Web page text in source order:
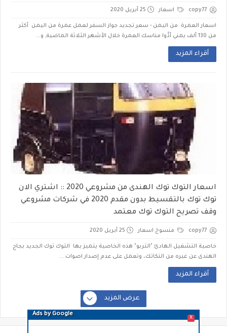
Ads by Google
X
copy77 اسعار 25 أبريل 2020
اسعار العمرة من اليمن - سعر تجديد جواز السفر لعمل عمرة من اليمن أكثر
من 130 ألف يمني أدَّوا مناسك العمرة خلال الأشهر الثلاثة الماضية, و...
أقراء المزيد
اسعار التوك توك الهندى من مشروعي 2020 :: اشتري الان
توك توك بالتقسيط بدون مقدم 2020 في شركات مشروعي
وقف تصريح التوك توك معتمد
copy77 منسوخ اسعار 25 أبريل 2020
خاصية التشغيل الهادئ "التربو" هذه الخاصية يتميز بها التوك توك الجديد بجاج
الهندى عن غيره من التكاتك، وتعمل على عدم إصدار اصوات ...
أقراء المزيد
عرض المزيد